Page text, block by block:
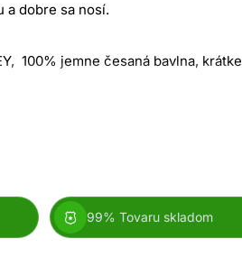
a dobre sa nosí.
100% jemne česaná bavlna, krátke
99% Tovaru skladom